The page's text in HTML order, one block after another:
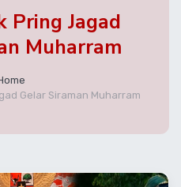
Pring Jagad
Muharram
Gelar Siraman Muharram